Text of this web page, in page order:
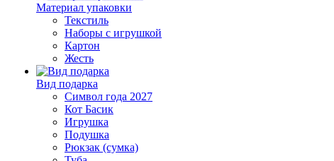
Материал упаковки
Текстиль
Наборы с игрушкой
Картон
Жесть
Вид подарка
Символ года 2027
Кот Басик
Игрушка
Подушка
Рюкзак (сумка)